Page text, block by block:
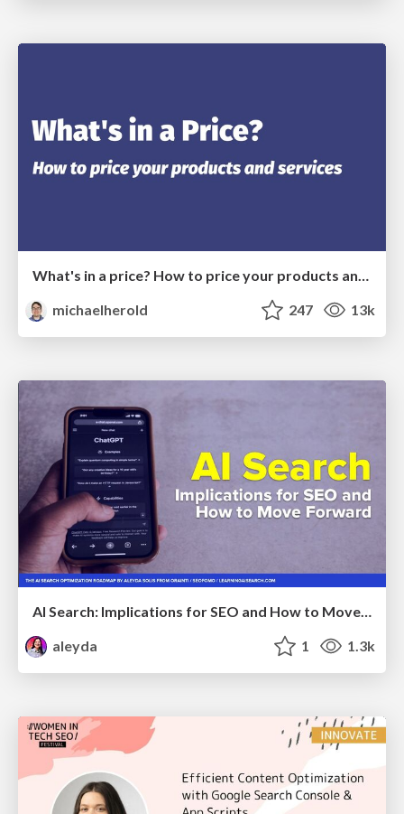
What's in a price? How to price your products and services
michaelherold
247 13k
AI Search: Implications for SEO and How to Move Forward - #ShenzhenSEOConference
aleyda
1 1.3k